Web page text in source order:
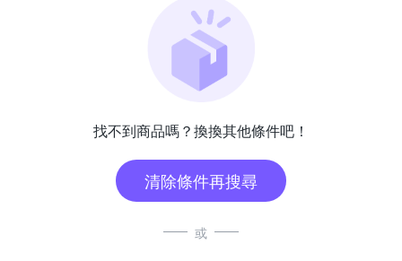
找不到商品嗎？換換其他條件吧！
清除條件再搜尋
或